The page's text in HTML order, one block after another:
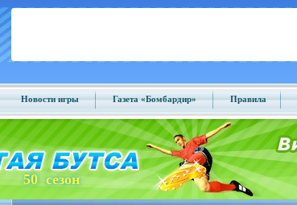
Новости игры Газета «Бомбардир» Правила
50 сезон